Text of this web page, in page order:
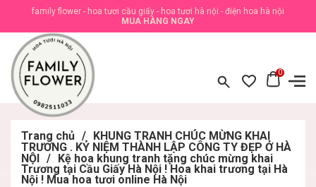
family flower - hoa tươi cầu giấy - hoa tươi hà nội - điện hoa hà nội
MUA HÀNG NGAY
0
Trang chủ / KHUNG TRANH CHÚC MỪNG KHAI
TRƯƠNG . KỶ NIỆM THÀNH LẬP CÔNG TY ĐẸP Ở HÀ
NỘI / Kệ hoa khung tranh tặng chúc mừng khai
Trương tại Cầu Giấy Hà Nội ! Hoa khai trương tại Hà
Nội ! Mua hoa tươi online Hà Nội